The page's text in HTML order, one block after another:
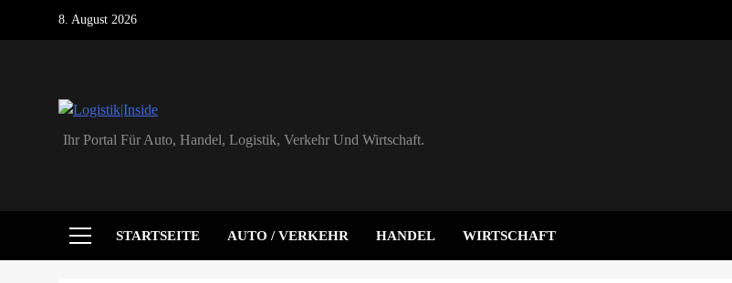
8. August 2026
Logistik|Inside
Ihr Portal Für Auto, Handel, Logistik, Verkehr Und Wirtschaft.
STARTSEITE AUTO / VERKEHR HANDEL WIRTSCHAFT